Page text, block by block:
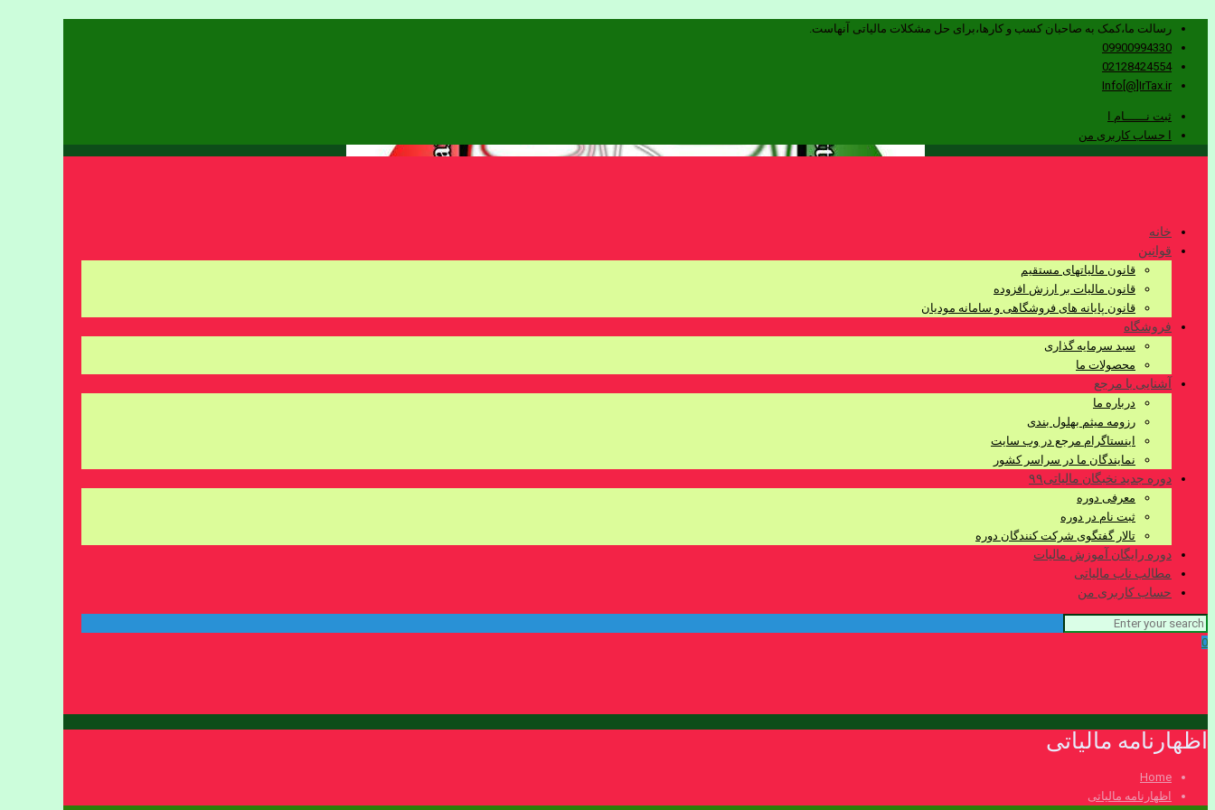
رسالت ما،کمک به صاحبان کسب و کارها،برای حل مشکلات مالیاتی آنهاست.
09900994330
02128424554
Info[@]IrTax.ir
ثبت نــــــام ا
ا حساب کاربری من
خانه
قوانین
قانون مالیاتهای مستقیم
قانون مالیات بر ارزش افزوده
قانون پایانه های فروشگاهی و سامانه مودیان
فروشگاه
سبد سرمایه گذاری
محصولات ما
آشنایی با مرجع
درباره ما
رزومه میثم بهلول بندی
اینستاگرام مرجع در وب سایت
نمایندگان ما در سراسر کشور
دوره جدید نخبگان مالیاتی۹۹
معرفی دوره
ثبت نام در دوره
تالار گفتگوی شرکت کنندگان دوره
دوره رایگان آموزش مالیات
مطالب ناب مالیاتی
حساب کاربری من
0
اظهارنامه مالیاتی
Home
اظهارنامه مالیاتی